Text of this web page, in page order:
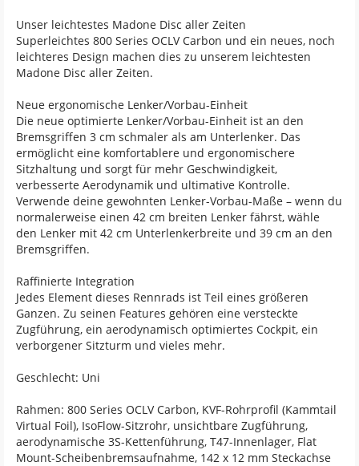
Unser leichtestes Madone Disc aller Zeiten
Superleichtes 800 Series OCLV Carbon und ein neues, noch
leichteres Design machen dies zu unserem leichtesten
Madone Disc aller Zeiten.
Neue ergonomische Lenker/Vorbau-Einheit
Die neue optimierte Lenker/Vorbau-Einheit ist an den
Bremsgriffen 3 cm schmaler als am Unterlenker. Das
ermöglicht eine komfortablere und ergonomischere
Sitzhaltung und sorgt für mehr Geschwindigkeit,
verbesserte Aerodynamik und ultimative Kontrolle.
Verwende deine gewohnten Lenker-Vorbau-Maße – wenn du
normalerweise einen 42 cm breiten Lenker fährst, wähle
den Lenker mit 42 cm Unterlenkerbreite und 39 cm an den
Bremsgriffen.
Raffinierte Integration
Jedes Element dieses Rennrads ist Teil eines größeren
Ganzen. Zu seinen Features gehören eine versteckte
Zugführung, ein aerodynamisch optimiertes Cockpit, ein
verborgener Sitzturm und vieles mehr.
Geschlecht: Uni
Rahmen: 800 Series OCLV Carbon, KVF-Rohrprofil (Kammtail
Virtual Foil), IsoFlow-Sitzrohr, unsichtbare Zugführung,
aerodynamische 3S-Kettenführung, T47-Innenlager, Flat
Mount-Scheibenbremsaufnahme, 142 x 12 mm Steckachse